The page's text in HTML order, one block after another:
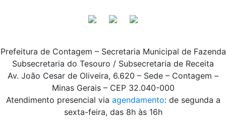
Prefeitura de Contagem – Secretaria Municipal de Fazenda
Subsecretaria do Tesouro / Subsecretaria de Receita
Av. João Cesar de Oliveira, 6.620 – Sede – Contagem –
Minas Gerais – CEP 32.040-000
Atendimento presencial via agendamento: de segunda a
sexta-feira, das 8h às 16h